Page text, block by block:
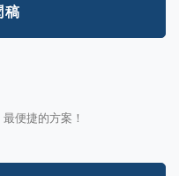
稿
便捷的方案！